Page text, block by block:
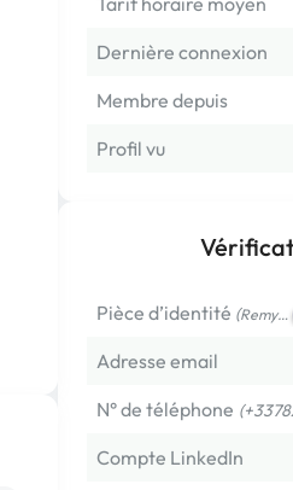
Dernière connexion
Membre depuis
Profil vu
Pièce d’identité (Remy…
Adresse email
N° de téléphone
Compte LinkedIn